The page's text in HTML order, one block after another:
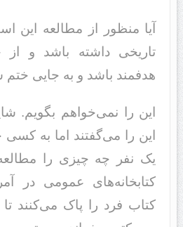
آیا منظور از مطالعه این
تاریخی داشته باشد و
هدفمند باشد و به جایی ختم
این را نمی‌خواهم بگویم.
این را می‌گفتند اما به کسی
یک نفر چه چیزی را
کتابخانه‌های عمومی‌ در
کتاب فرد را پاک می‌کنند